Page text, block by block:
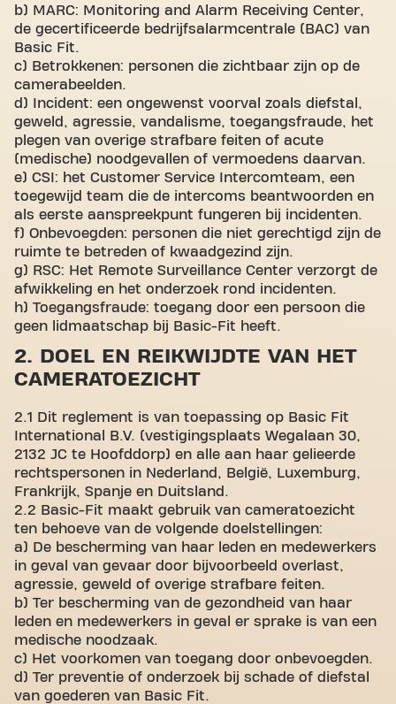
b) MARC: Monitoring and Alarm Receiving Center,
de gecertificeerde bedrijfsalarmcentrale (BAC) van
Basic Fit.
c) Betrokkenen: personen die zichtbaar zijn op de
camerabeelden.
d) Incident: een ongewenst voorval zoals diefstal,
geweld, agressie, vandalisme, toegangsfraude, het
plegen van overige strafbare feiten of acute
(medische) noodgevallen of vermoedens daarvan.
e) CSI: het Customer Service Intercomteam, een
toegewijd team die de intercoms beantwoorden en
als eerste aanspreekpunt fungeren bij incidenten.
f) Onbevoegden: personen die niet gerechtigd zijn de
ruimte te betreden of kwaadgezind zijn.
g) RSC: Het Remote Surveillance Center verzorgt de
afwikkeling en het onderzoek rond incidenten.
h) Toegangsfraude: toegang door een persoon die
geen lidmaatschap bij Basic-Fit heeft.
2. DOEL EN REIKWIJDTE VAN HET
CAMERATOEZICHT
2.1 Dit reglement is van toepassing op Basic Fit
International B.V. (vestigingsplaats Wegalaan 30,
2132 JC te Hoofddorp) en alle aan haar gelieerde
rechtspersonen in Nederland, België, Luxemburg,
Frankrijk, Spanje en Duitsland.
2.2 Basic-Fit maakt gebruik van cameratoezicht
ten behoeve van de volgende doelstellingen:
a) De bescherming van haar leden en medewerkers
in geval van gevaar door bijvoorbeeld overlast,
agressie, geweld of overige strafbare feiten.
b) Ter bescherming van de gezondheid van haar
leden en medewerkers in geval er sprake is van een
medische noodzaak.
c) Het voorkomen van toegang door onbevoegden.
d) Ter preventie of onderzoek bij schade of diefstal
van goederen van Basic Fit.